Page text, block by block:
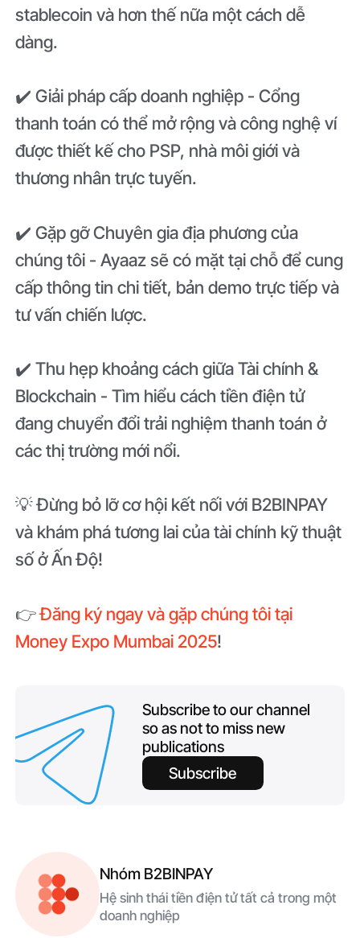
stablecoin và hơn thế nữa một cách dễ
dàng.
✔️ Giải pháp cấp doanh nghiệp - Cổng
thanh toán có thể mở rộng và công nghệ ví
được thiết kế cho PSP, nhà môi giới và
thương nhân trực tuyến.
✔️ Gặp gỡ Chuyên gia địa phương của
chúng tôi - Ayaaz sẽ có mặt tại chỗ để cung
cấp thông tin chi tiết, bản demo trực tiếp và
tư vấn chiến lược.
✔️ Thu hẹp khoảng cách giữa Tài chính &
Blockchain - Tìm hiểu cách tiền điện tử
đang chuyển đổi trải nghiệm thanh toán ở
các thị trường mới nổi.
💡 Đừng bỏ lỡ cơ hội kết nối với B2BINPAY
và khám phá tương lai của tài chính kỹ thuật
số ở Ấn Độ!
👉Đăng ký ngay và gặp chúng tôi tại
Money Expo Mumbai 2025!
Subscribe to our channel
so as not to miss new
publications
Subscribe
Nhóm B2BINPAY
Hệ sinh thái tiền điện tử tất cả trong một
doanh nghiệp